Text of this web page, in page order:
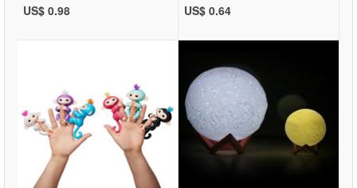
US$ 0.98 US$ 0.64